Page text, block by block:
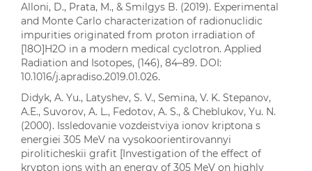
Alloni, D., Prata, M., & Smilgys B. (2019). Experimental
and Monte Carlo characterization of radionuclidic
impurities originated from proton irradiation of
[18O]H2O in a modern medical cyclotron. Applied
Radiation and Isotopes, (146), 84–89. DOI:
10.1016/j.apradiso.2019.01.026.
Didyk, A. Yu., Latyshev, S. V., Semina, V. K. Stepanov,
A.E., Suvorov, A. L., Fedotov, A. S., & Cheblukov, Yu. N.
(2000). Issledovanie vozdeistviya ionov kriptona s
energiei 305 MeV na vysokoorientirovannyi
piroliticheskii grafit [Investigation of the effect of
krypton ions with an energy of 305 MeV on highly